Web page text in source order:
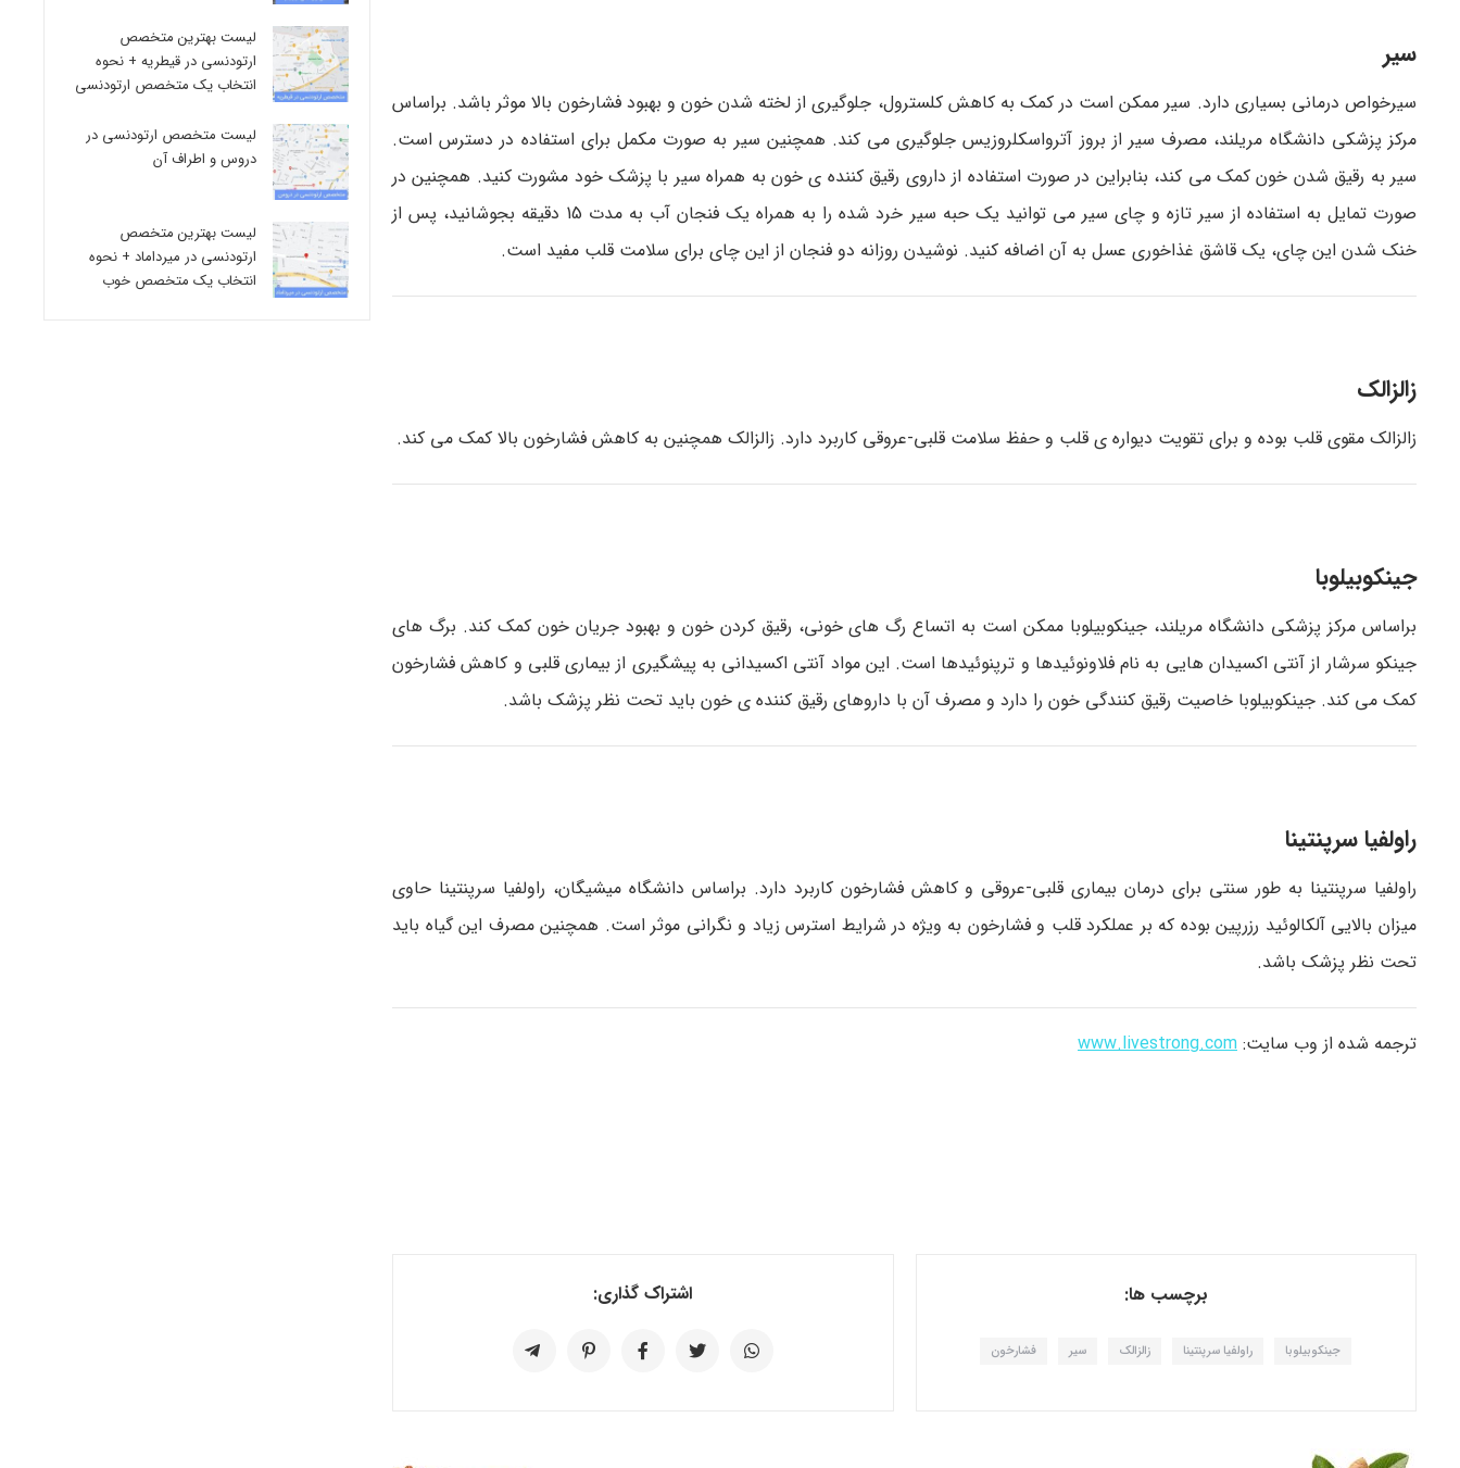
سیر
سیرخواص درمانی بسیاری دارد. سیر ممکن است در کمک به کاهش کلسترول، جلوگیری از لخته شدن خون و بهبود فشارخون بالا موثر باشد. براساس
مرکز پزشکی دانشگاه مریلند، مصرف سیر از بروز آترواسکلروزیس جلوگیری می کند. همچنین سیر به صورت مکمل برای استفاده در دسترس است.
سیر به رقیق شدن خون کمک می کند، بنابراین در صورت استفاده از داروی رقیق کننده ی خون به همراه سیر با پزشک خود مشورت کنید. همچنین در
صورت تمایل به استفاده از سیر تازه و چای سیر می توانید یک حبه سیر خرد شده را به همراه یک فنجان آب به مدت 15 دقیقه بجوشانید، پس از
خنک شدن این چای، یک قاشق غذاخوری عسل به آن اضافه کنید. نوشیدن روزانه دو فنجان از این چای برای سلامت قلب مفید است.
زالزالک
زالزالک مقوی قلب بوده و برای تقویت دیواره ی قلب و حفظ سلامت قلبی-عروقی کاربرد دارد. زالزالک همچنین به کاهش فشارخون بالا کمک می کند.
جینکوبیلوبا
براساس مرکز پزشکی دانشگاه مریلند، جینکوبیلوبا ممکن است به اتساع رگ های خونی، رقیق کردن خون و بهبود جریان خون کمک کند. برگ های
جینکو سرشار از آنتی اکسیدان هایی به نام فلاونوئیدها و ترپنوئیدها است. این مواد آنتی اکسیدانی به پیشگیری از بیماری قلبی و کاهش فشارخون
کمک می کند. جینکوبیلوبا خاصیت رقیق کنندگی خون را دارد و مصرف آن با داروهای رقیق کننده ی خون باید تحت نظر پزشک باشد.
راولفیا سرپنتینا
راولفیا سرپنتینا به طور سنتی برای درمان بیماری قلبی-عروقی و کاهش فشارخون کاربرد دارد. براساس دانشگاه میشیگان، راولفیا سرپنتینا حاوی
میزان بالایی آلکالوئید رزرپین بوده که بر عملکرد قلب و فشارخون به ویژه در شرایط استرس زیاد و نگرانی موثر است. همچنین مصرف این گیاه باید
تحت نظر پزشک باشد.
ترجمه شده از وب سایت: www.livestrong.com
برچسب ها:
جینکوبیلوبا راولفیا سرپنتینا زالزالک سیر فشارخون
اشتراک گذاری:
لیست بهترین متخصص
ارتودنسی در قیطریه + نحوه
انتخاب یک متخصص ارتودنسی
لیست متخصص ارتودنسی در
دروس و اطراف آن
لیست بهترین متخصص
ارتودنسی در میرداماد + نحوه
انتخاب یک متخصص خوب